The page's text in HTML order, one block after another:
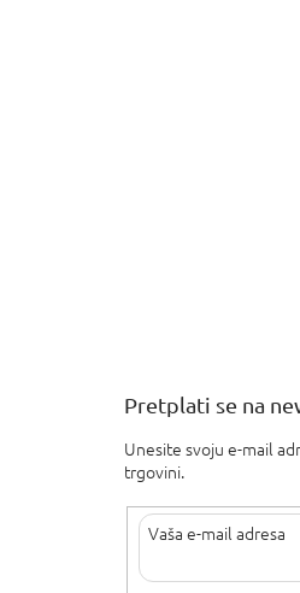
Pretplati se na
Unesite svoju e-mail
trgovini.